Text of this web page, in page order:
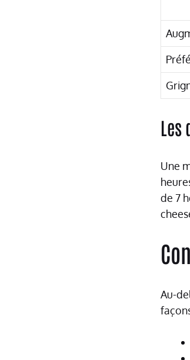
Une
de 7
Au-